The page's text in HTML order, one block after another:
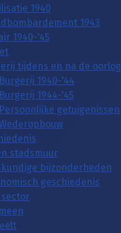
1940
1943
1940-'45
tijdens en na de oorlog
Burgerij 1940-'44
Burgerij 1944-'45
Persoonlijke getuigenissen
stadsmuur
bijzonderheden
geschiedenis